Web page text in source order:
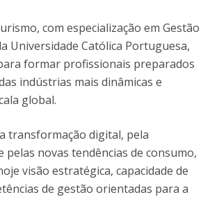
com especialização em Gestão
Universidade Católica Portuguesa,
formar profissionais preparados
indústrias mais dinâmicas e
global.
transformação digital, pela
pelas novas tendências de consumo,
visão estratégica, capacidade de
de gestão orientadas para a